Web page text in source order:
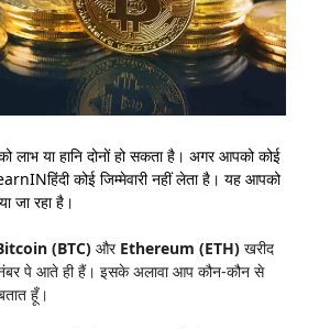
लाभ या हानि दोनों हो सकता है। अगर आपको कोई
कोई जिम्मेवारी नहीं लेता है। यह आपको
जा रहा है।
(BTC) और Ethereum (ETH) खरीद
नंबर पे आते ही हैं। इसके अलावा आप कौन-कौन से
हूँ।